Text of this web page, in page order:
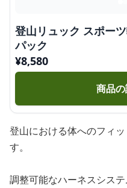
登山リュック スポー
パック
¥8,580
商品
登山における体へのフィ
す。
調整可能なハーネスシス